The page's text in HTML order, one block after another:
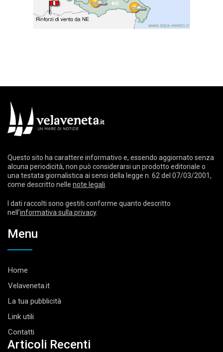
Questo sito ha carattere informativo e, essendo aggiornato senza
alcuna periodicità, non può considerarsi un prodotto editoriale o
una testata giornalistica ai sensi della legge n. 62 del 07/03/2001,
come descritto nelle note legali
I dati raccolti sono gestiti conforme quanto descritto
nell’informativa sulla privacy.
Menu
Home
Velaveneta.it
La tua pubblicità
Link utili
Contatti
Articoli Recenti